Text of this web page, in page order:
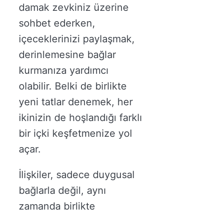
damak zevkiniz üzerine
sohbet ederken,
içeceklerinizi paylaşmak,
derinlemesine bağlar
kurmanıza yardımcı
olabilir. Belki de birlikte
yeni tatlar denemek, her
ikinizin de hoşlandığı farklı
bir içki keşfetmenize yol
açar.
İlişkiler, sadece duygusal
bağlarla değil, aynı
zamanda birlikte